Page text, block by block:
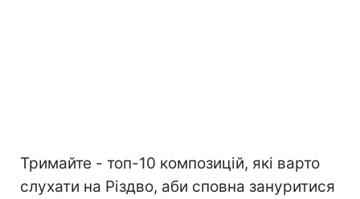
Тримайте - топ-10 композицій, які варто
слухати на Різдво, аби сповна зануритися